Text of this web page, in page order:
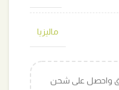
ماليزيا
واحصل على شحن